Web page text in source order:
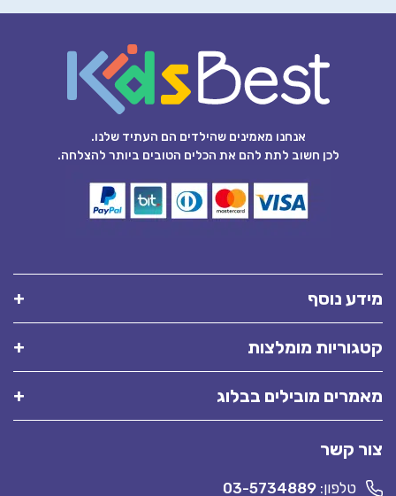
אנחנו מאמינים שהילדים הם העתיד שלנו.
לכן חשוב לתת להם את הכלים הטובים ביותר להצלחה.
מידע נוסף
קטגוריות מומלצות
מאמרים מובילים בבלוג
צור קשר
טלפון: 03-5734889